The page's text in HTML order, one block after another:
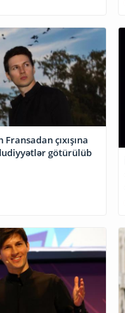
çıxışına
götürülüb